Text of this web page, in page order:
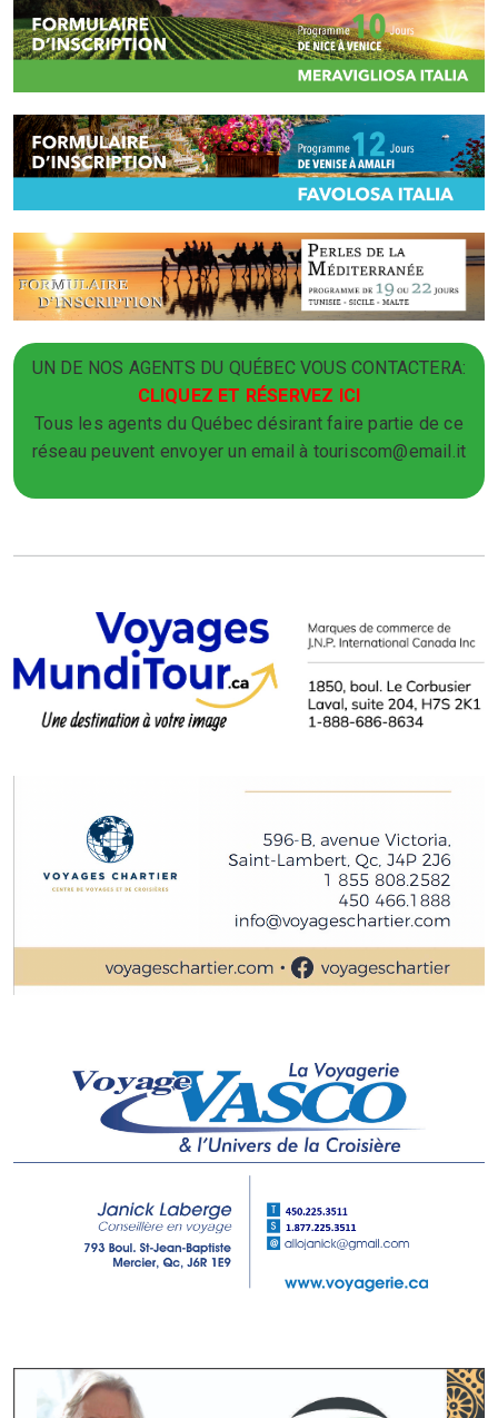
UN DE NOS AGENTS DU QUÉBEC VOUS CONTACTERA:
CLIQUEZ ET RÉSERVEZ ICI
Tous les agents du Québec désirant faire partie de ce
réseau peuvent envoyer un email à touriscom@email.it